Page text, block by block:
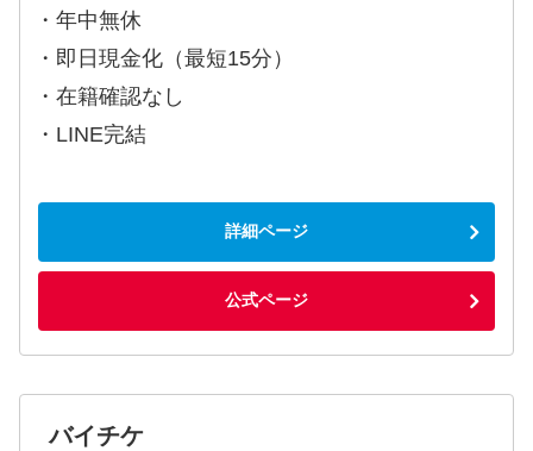
・年中無休
・即日現金化（最短15分）
・在籍確認なし
・LINE完結
詳細ページ
公式ページ
バイチケ